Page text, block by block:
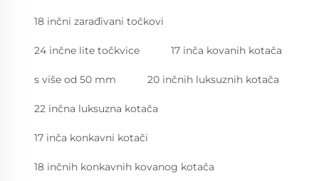
18 inčni zarađivani točkovi
24 inčne lite točkvice 17 inča kovanih kotača
s više od 50 mm 20 inčnih luksuznih kotača
22 inčna luksuzna kotača
17 inča konkavni kotači
18 inčnih konkavnih kovanog kotača